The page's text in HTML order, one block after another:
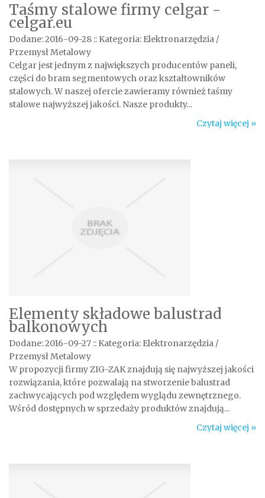
Taśmy stalowe firmy celgar -
celgar.eu
Dodane: 2016-09-28 :: Kategoria: Elektronarzędzia /
Przemysł Metalowy
Celgar jest jednym z największych producentów paneli,
części do bram segmentowych oraz kształtowników
stalowych. W naszej ofercie zawieramy również taśmy
stalowe najwyższej jakości. Nasze produkty...
Czytaj więcej »
Elementy składowe balustrad
balkonowych
Dodane: 2016-09-27 :: Kategoria: Elektronarzędzia /
Przemysł Metalowy
W propozycji firmy ZIG-ZAK znajdują się najwyższej jakości
rozwiązania, które pozwalają na stworzenie balustrad
zachwycających pod względem wyglądu zewnętrznego.
Wśród dostępnych w sprzedaży produktów znajdują...
Czytaj więcej »